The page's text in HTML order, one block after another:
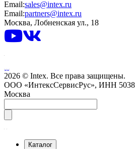
Email:sales@intex.ru
Email:partners@intex.ru
Москва, Лобненская ул., 18
2026 © Intex. Все права защищены.
ООО «ИнтексСервисРус», ИНН
Москва
Каталог